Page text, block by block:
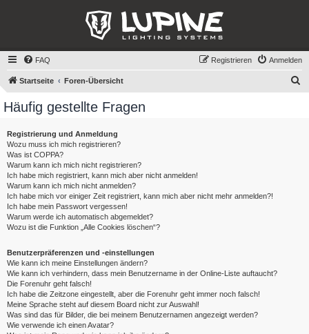
FAQ Anmelden
Registrieren
Startseite Foren-Übersicht
Häufig gestellte Fragen
Registrierung und Anmeldung
Wozu muss ich mich registrieren?
Was ist COPPA?
Warum kann ich mich nicht registrieren?
Ich habe mich registriert, kann mich aber nicht anmelden!
Warum kann ich mich nicht anmelden?
Ich habe mich vor einiger Zeit registriert, kann mich aber nicht mehr anmelden?!
Ich habe mein Passwort vergessen!
Warum werde ich automatisch abgemeldet?
Wozu ist die Funktion „Alle Cookies löschen“?
Benutzerpräferenzen und -einstellungen
Wie kann ich meine Einstellungen ändern?
Wie kann ich verhindern, dass mein Benutzername in der Online-Liste auftaucht?
Die Forenuhr geht falsch!
Ich habe die Zeitzone eingestellt, aber die Forenuhr geht immer noch falsch!
Meine Sprache steht auf diesem Board nicht zur Auswahl!
Was sind das für Bilder, die bei meinem Benutzernamen angezeigt werden?
Wie verwende ich einen Avatar?